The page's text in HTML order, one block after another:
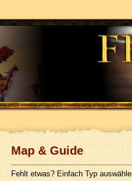
Map & Guide
Fehlt etwas? Einfach Typ